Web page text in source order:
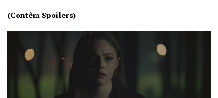
(Contêm Spoilers)